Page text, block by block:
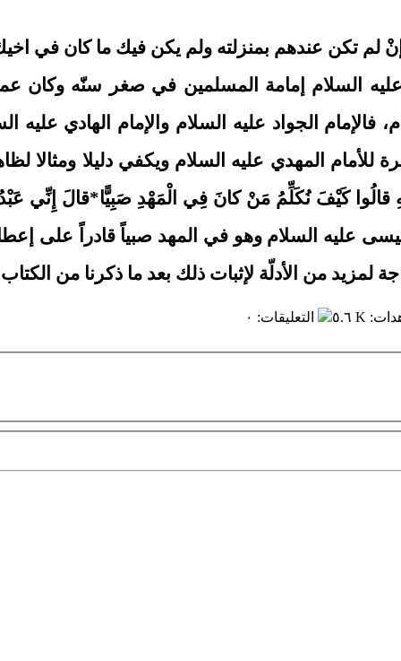
لم تكن عندهم بمنزلته ولم يكن فيك ما كان في
عليه السلام إمامة المسلمين في صغر سنّه
الجواد عليه السلام والإمام الهادي عليه
للأمام المهدي عليه السلام ويكفي دليلا ومثالا
قالُوا كَيْفَ نُكَلِّمُ مَنْ كانَ فِي الْمَهْدِ صَبِيًّا*قالَ إِنِّي
عليه السلام وهو في المهد صبياً قادراً على إعطاء
من الأدلّة لإثبات ذلك بعد ما ذكرنا من
: ٥.٦ K التعليقات: ٠